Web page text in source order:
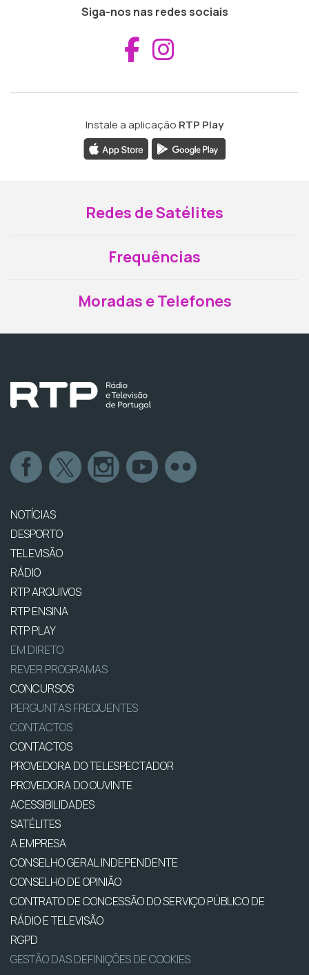
Siga-nos nas redes sociais
Aceder ao
Instale a aplicação RTP Play
Redes de Satélites
Frequências
Moradas e Telefones
NOTÍCIAS
DESPORTO
TELEVISÃO
RÁDIO
RTP ARQUIVOS
RTP ENSINA
RTP PLAY
EM DIRETO
REVER PROGRAMAS
CONCURSOS
PERGUNTAS FREQUENTES
CONTACTOS
CONTACTOS
PROVEDORA DO TELESPECTADOR
PROVEDORA DO OUVINTE
ACESSIBILIDADES
SATÉLITES
A EMPRESA
CONSELHO GERAL INDEPENDENTE
CONSELHO DE OPINIÃO
CONTRATO DE CONCESSÃO DO SERVIÇO PÚBLICO DE
RÁDIO E TELEVISÃO
RGPD
GESTÃO DAS DEFINIÇÕES DE COOKIES